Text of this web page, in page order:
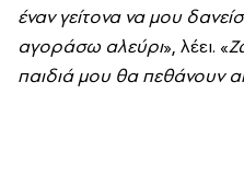
έναν γείτονα να μου
αγοράσω αλεύρι», λέει. «
παιδιά μου θα πεθάνουν